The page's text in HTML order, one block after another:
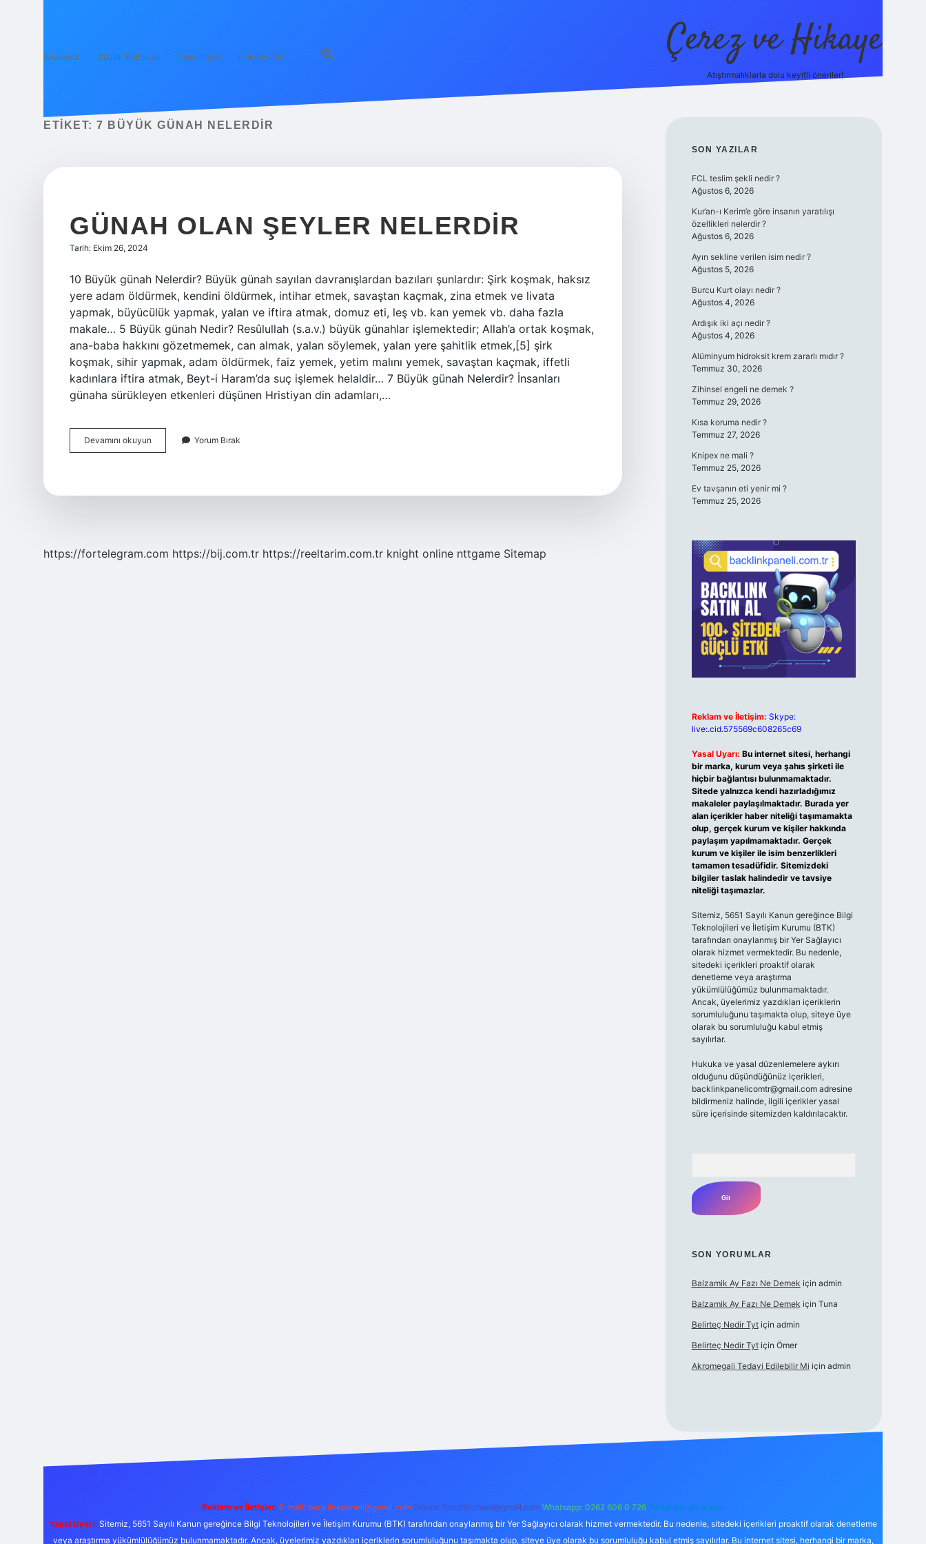
Anasayfa Gizlilik Politikası Yasal Uyarı Hakkımızda Çerez ve Hikaye
Atıştırmalıklarla dolu keyifli öneriler!
ETIKET: 7 BÜYÜK GÜNAH NELERDIR
GÜNAH OLAN ŞEYLER NELERDIR
Tarih: Ekim 26, 2024
10 Büyük günah Nelerdir? Büyük günah sayılan davranışlardan bazıları şunlardır: Şirk koşmak, haksız
yere adam öldürmek, kendini öldürmek, intihar etmek, savaştan kaçmak, zina etmek ve livata
yapmak, büyücülük yapmak, yalan ve iftira atmak, domuz eti, leş vb. kan yemek vb. daha fazla
makale… 5 Büyük günah Nedir? Resûlullah (s.a.v.) büyük günahlar işlemektedir; Allah’a ortak koşmak,
ana-baba hakkını gözetmemek, can almak, yalan söylemek, yalan yere şahitlik etmek,[5] şirk
koşmak, sihir yapmak, adam öldürmek, faiz yemek, yetim malını yemek, savaştan kaçmak, iffetli
kadınlara iftira atmak, Beyt-i Haram’da suç işlemek helaldir… 7 Büyük günah Nelerdir? İnsanları
günaha sürükleyen etkenleri düşünen Hristiyan din adamları,…
Devamını okuyun
Olan
Yorum Bırak
https://fortelegram.com https://bij.com.tr https://reeltarim.com.tr knight online nttgame Sitemap
SIDEBAR
SON YAZILAR
FCL teslim şekli nedir ?
Ağustos 6, 2026
Kur’an-ı Kerim’e göre insanın yaratılışı
özellikleri nelerdir ?
Ağustos 6, 2026
Ayın sekline verilen isim nedir ?
Ağustos 5, 2026
Burcu Kurt olayı nedir ?
Ağustos 4, 2026
Ardışık iki açı nedir ?
Ağustos 4, 2026
Alüminyum hidroksit krem zararlı mıdır ?
Temmuz 30, 2026
Zihinsel engeli ne demek ?
Temmuz 29, 2026
Kısa koruma nedir ?
Temmuz 27, 2026
Knipex ne mali ?
Temmuz 25, 2026
Ev tavşanın eti yenir mi ?
Temmuz 25, 2026
Reklam ve İletişim: Skype:
live:.cid.575569c608265c69
Yasal Uyarı: Bu internet sitesi, herhangi
bir marka, kurum veya şahıs şirketi ile
hiçbir bağlantısı bulunmamaktadır.
Sitede yalnızca kendi hazırladığımız
makaleler paylaşılmaktadır. Burada yer
alan içerikler haber niteliği taşımamakta
olup, gerçek kurum ve kişiler hakkında
paylaşım yapılmamaktadır. Gerçek
kurum ve kişiler ile isim benzerlikleri
tamamen tesadüfidir. Sitemizdeki
bilgiler taslak halindedir ve tavsiye
niteliği taşımazlar.
Sitemiz, 5651 Sayılı Kanun gereğince Bilgi
Teknolojileri ve İletişim Kurumu (BTK)
tarafından onaylanmış bir Yer Sağlayıcı
olarak hizmet vermektedir. Bu nedenle,
sitedeki içerikleri proaktif olarak
denetleme veya araştırma
yükümlülüğümüz bulunmamaktadır.
Ancak, üyelerimiz yazdıkları içeriklerin
sorumluluğunu taşımakta olup, siteye üye
olarak bu sorumluluğu kabul etmiş
sayılırlar.
Hukuka ve yasal düzenlemelere aykırı
olduğunu düşündüğünüz içerikleri,
backlinkpanelicomtr@gmail.comadresine
bildirmeniz halinde, ilgili içerikler yasal
süre içerisinde sitemizden kaldırılacaktır.
SON YORUMLAR
Balzamik Ay Fazı Ne Demek için admin
Balzamik Ay Fazı Ne Demek için Tuna
Belirteç Nedir Tytiçin admin
Belirteç Nedir Tytiçin Ömer
Akromegali Tedavi Edilebilir Mi için admin
Reklam ve İletişim: E-mail: backlinkpaneli@gmail.com Teams: forumhizmeti@gmail.com Whatsapp: 0262 606 0 726 Telegram: @karabul
Yasal Uyarı: Sitemiz, 5651 Sayılı Kanun gereğince Bilgi Teknolojileri ve İletişim Kurumu (BTK) tarafından onaylanmış bir Yer Sağlayıcı olarak hizmet vermektedir. Bu nedenle, sitedeki içerikleri proaktif olarak denetleme
veya araştırma yükümlülüğümüz bulunmamaktadır. Ancak, üyelerimiz yazdıkları içeriklerin sorumluluğunu taşımakta olup, siteye üye olarak bu sorumluluğu kabul etmiş sayılırlar. Bu internet sitesi, herhangi bir marka,